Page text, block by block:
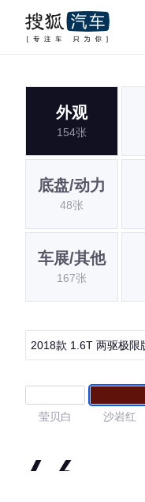
外观
154张
底盘/动力
48张
车展/其他
167张
2018款 1.6T 两驱极限
莹贝白 沙岩红
4.6